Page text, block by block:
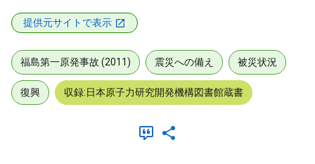
提供元サイトで表示
福島第一原発事故 (2011) 震災への備え 被災状況
復興 収録:日本原子力研究開発機構図書館蔵書